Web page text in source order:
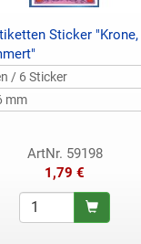
Sticker "Krone,
/ 6 Sticker
mm
ArtNr. 59198
1,79 €